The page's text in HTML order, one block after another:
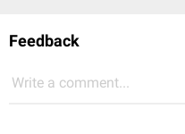
Feedback
Write a comment...